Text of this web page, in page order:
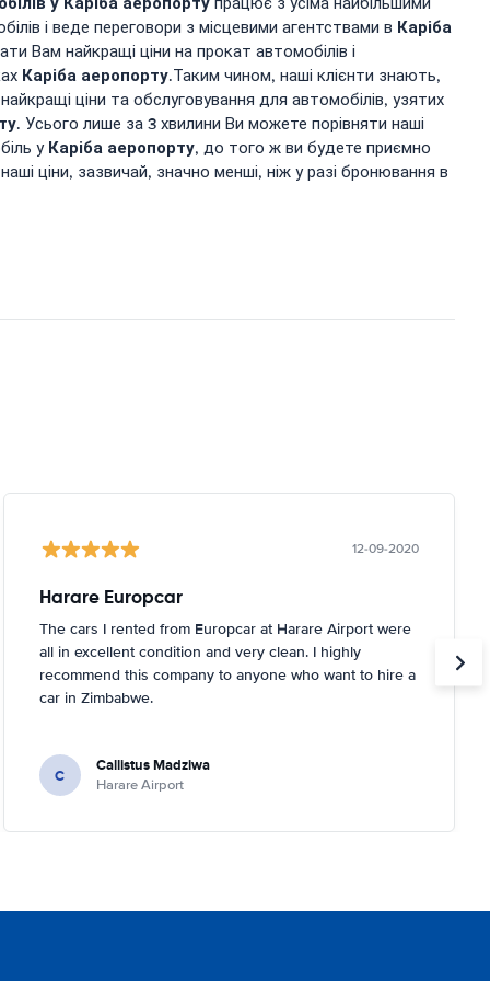
і веде переговори з місцевими агентствами в Каріба
Вам найкращі ціни на прокат автомобілів і
Каріба аеропорту.Таким чином, наші клієнти знають,
ціни та обслуговування для автомобілів, узятих
. Усього лише за 3 хвилини Ви можете порівняти наші
у Каріба аеропорту, до того ж ви будете приємно
ціни, зазвичай, значно менші, ніж у разі бронювання в
12-09-2020
Harare Europcar
The cars I rented from Europcar at Harare Airport were
all in excellent condition and very clean. I highly
recommend this company to anyone who want to hire a
car in Zimbabwe.
C Callistus Madziwa
Harare Airport